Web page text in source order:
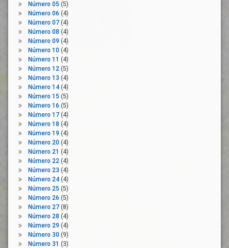
Número 05 (5)
Número 06 (4)
Número 07(4)
Número 08 (4)
Número 09 (4)
Número 10(4)
Número 11 (4)
Número 12(5)
Número 13 (4)
Número 14(4)
Número 15 (5)
Número 16 (5)
Número 17(4)
Número 18 (4)
Número 19 (4)
Número 20(4)
Número 21 (4)
Número 22(4)
Número 23 (4)
Número 24(4)
Número 25 (5)
Número 26 (5)
Número 27(8)
Número 28 (4)
Número 29 (4)
Número 30(9)
Número 31 (3)